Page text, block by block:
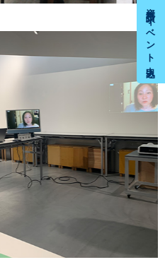
資料請求・イベント申込み